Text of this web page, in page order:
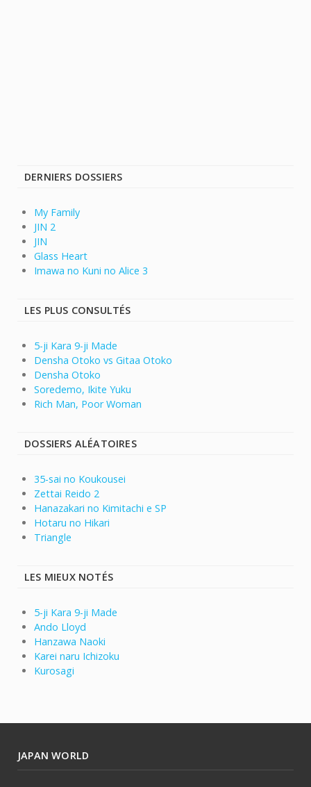
DERNIERS DOSSIERS
My Family
JIN 2
JIN
Glass Heart
Imawa no Kuni no Alice 3
LES PLUS CONSULTÉS
5-ji Kara 9-ji Made
Densha Otoko vs Gitaa Otoko
Densha Otoko
Soredemo, Ikite Yuku
Rich Man, Poor Woman
DOSSIERS ALÉATOIRES
35-sai no Koukousei
Zettai Reido 2
Hanazakari no Kimitachi e SP
Hotaru no Hikari
Triangle
LES MIEUX NOTÉS
5-ji Kara 9-ji Made
Ando Lloyd
Hanzawa Naoki
Karei naru Ichizoku
Kurosagi
JAPAN WORLD